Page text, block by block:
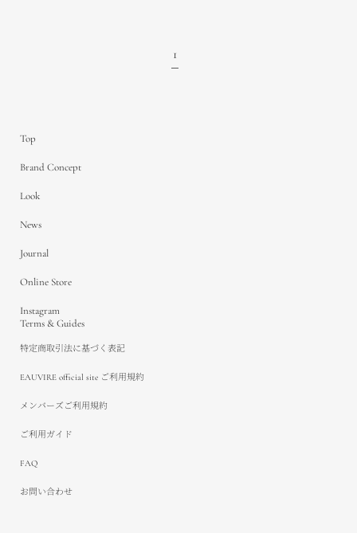
1
Top
Brand Concept
Look
News
Journal
Online Store
Instagram
Terms & Guides
特定商取引法に基づく表記
EAUVIRE official site ご利用規約
メンバーズご利用規約
ご利用ガイド
FAQ
お問い合わせ